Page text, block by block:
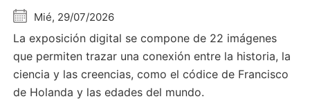
Mié, 29/07/2026
La exposición digital se compone de 22 imágenes
que permiten trazar una conexión entre la historia, la
ciencia y las creencias, como el códice de Francisco
de Holanda y las edades del mundo.